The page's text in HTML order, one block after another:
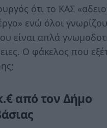
ότι το ΚΑΣ
ενώ όλοι
είναι απλά
Ο φάκελος που
από τον Δήμο